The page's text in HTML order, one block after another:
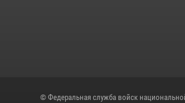
© Федеральная служба войск